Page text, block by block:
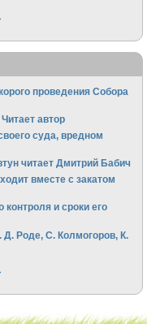
проведения Собора
автор
суда, вредном
читает Дмитрий Бабич
вместе с закатом
и сроки его
Д. Роде, С. Колмогоров, К.